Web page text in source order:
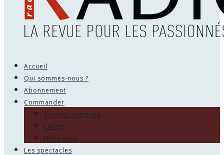
Accueil
Qui sommes-nous ?
Abonnement
Commander
Anciens numéros
Livres
Hors-série
Les spectacles